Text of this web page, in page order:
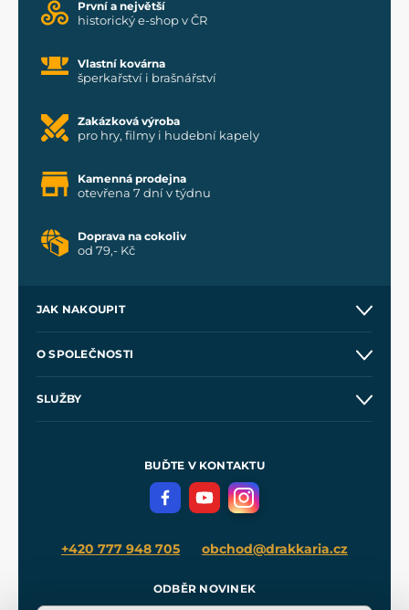
První a největší
historický e-shop v ČR
Vlastní kovárna
šperkařství i brašnářství
Zakázková výroba
pro hry, filmy i hudební kapely
Kamenná prodejna
otevřena 7 dní v týdnu
Doprava na cokoliv
od 79,- Kč
JAK NAKOUPIT
Velkoobchod
O SPOLEČNOSTI
SLUŽBY
Meče pro Kingdom Come
BUĎTE V KONTAKTU
+420 777 948 705 obchod@drakkaria.cz
ODBĚR NOVINEK